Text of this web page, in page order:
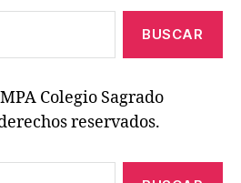
Colegio Sagrado
reservados.